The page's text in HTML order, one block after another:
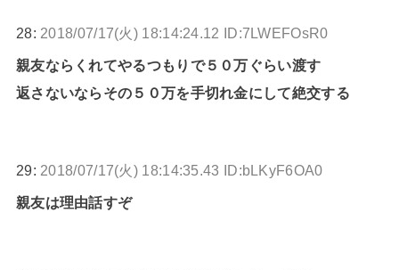
28: 2018/07/17(火) 18:14:24.12 ID:7LWEFOsR0
親友ならくれてやるつもりで５０万ぐらい渡す
返さないならその５０万を手切れ金にして絶交する
29: 2018/07/17(火) 18:14:35.43 ID:bLKyF6OA0
親友は理由話すぞ